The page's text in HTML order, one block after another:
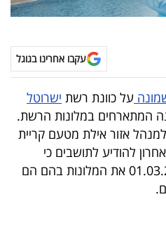
עקבו אחרינו בגוגל
על כוונת רשת ישרוטל
המתארחים במלונות הרשת.
במכתב שנשלח ב-14.2.24 למנהל אזור אילת מטעם קריית
להודיע לתושבים כי
עליהם לעזוב החל מה-01.03.2024 את המלונות בהם הם